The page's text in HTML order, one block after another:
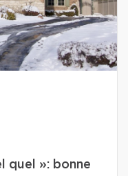
quel »: bonne